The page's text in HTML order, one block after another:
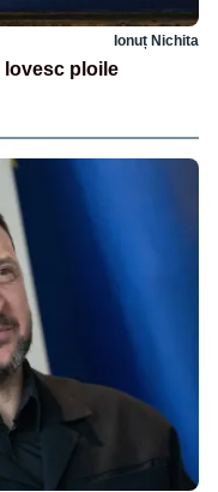
Ionuț Nichita
lovesc ploile